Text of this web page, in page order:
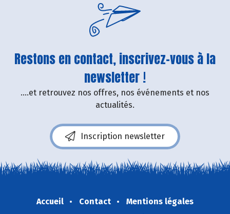
Restons en contact, inscrivez-vous à la
newsletter !
....et retrouvez nos offres, nos événements et nos
actualités.
Inscription newsletter
Accueil Contact
Mentions légales